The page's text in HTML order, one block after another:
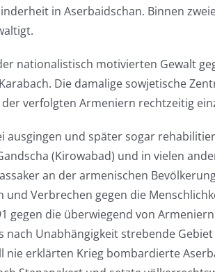
in Aserbaidschan. Binnen
nationalistisch motivierten Gewalt
Die damalige sowjetische
verfolgten Armeniern rechtzeitig
ausgingen und später sogar
(Kirowabad) und in vielen
an der armenischen
und Verbrechen gegen die
gegen die überwiegend von
nach Unabhängigkeit strebende
nie erklärten Krieg bombardierte